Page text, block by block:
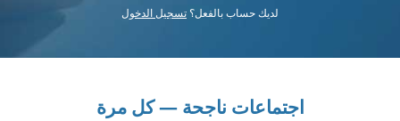
لديك حساب بالفعل؟ تسجيل الدخول
اجتماعات ناجحة — كل مرة